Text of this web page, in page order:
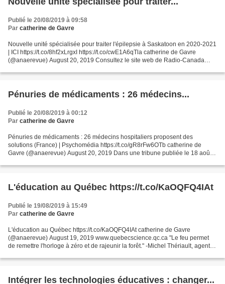
Publié le 20/08/2019 à 09:58
Par catherine de Gavre
Nouvelle unité spécialisée pour traiter l'épilepsie à Saskatoon en 2020-2021
| ICI https://t.co/8hf2xLrgxI https://t.co/cwE1A6qTla catherine de Gavre
(@anaerevue) August 20, 2019 Consultez le site web de Radio-Canada
Pénuries de médicaments : 26 médecins...
Publié le 20/08/2019 à 00:12
Par catherine de Gavre
Pénuries de médicaments : 26 médecins hospitaliers proposent des
solutions (France) | Psychomédia https://t.co/gR8rFw6OTb catherine de
Gavre (@anaerevue) August 20, 2019 Dans une tribune publiée le 18 août
L'éducation au Québec https://t.co/KaOQFQ4IAt
Publié le 19/08/2019 à 15:49
Par catherine de Gavre
L'éducation au Québec https://t.co/KaOQFQ4IAt catherine de Gavre
(@anaerevue) August 19, 2019 www.quebecscience.qc.ca "Le feu permet
de remettre l'horloge à zéro et de rajeunir la forêt." -Michel Thériault, agent
Intégrer les technologies éducatives : changer...